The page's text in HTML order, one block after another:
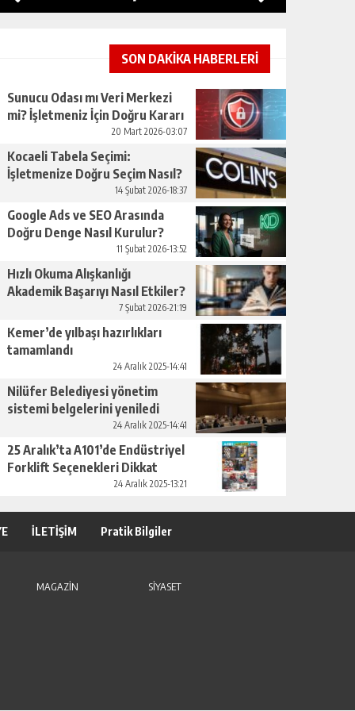
SON DAKİKA HABERLERİ
Sunucu Odası mı Veri Merkezi
mi? İşletmeniz İçin Doğru Kararı
20 Mart 2026-03:07
Kocaeli Tabela Seçimi:
İşletmenize Doğru Seçim Nasıl?
14 Şubat 2026-18:37
Google Ads ve SEO Arasında
Doğru Denge Nasıl Kurulur?
11 Şubat 2026-13:52
Hızlı Okuma Alışkanlığı
Akademik Başarıyı Nasıl Etkiler?
7 Şubat 2026-21:19
Kemer’de yılbaşı hazırlıkları
tamamlandı
24 Aralık 2025-14:41
Nilüfer Belediyesi yönetim
sistemi belgelerini yeniledi
24 Aralık 2025-14:41
25 Aralık’ta A101’de Endüstriyel
Forklift Seçenekleri Dikkat
24 Aralık 2025-13:21
İLETİŞİM Pratik Bilgiler
MAGAZİN
SİYASET